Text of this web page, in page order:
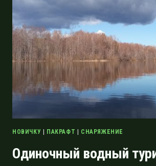
СИВЕРСКОЙ
ДО
БЕЛОГОРСКОЙ
ПЛОТИН
НОВИЧКУ ПАКРАФТ СНАРЯЖЕНИЕ
Одиночный водный